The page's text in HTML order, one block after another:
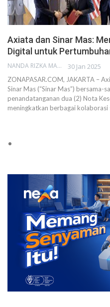
Axiata dan Sinar Mas:
Digital untuk
NANDA RIZKA MAHENDRA 30 Jan 2025
ZONAPASAR.COM, JAKARTA –
Sinar Mas (“Sinar Mas”) bersama-
penandatanganan dua (2) Nota
meningkatkan berbagai